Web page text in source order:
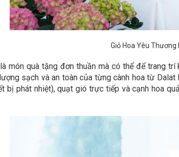
Giỏ Hoa Yêu Thương
món quà tặng đơn thuần mà có thể để trang
sạch và an toàn của từng cành hoa từ
bị phát nhiệt), quạt gió trực tiếp và cạnh hoa